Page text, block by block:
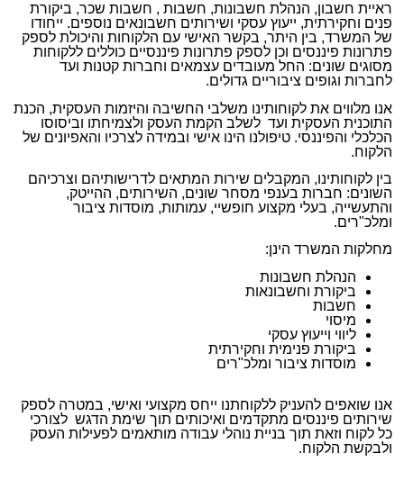
ראיית חשבון, הנהלת חשבונות, חשבות , חשבות שכר, ביקורת
פנים וחקירתית, ייעוץ עסקי ושירותים חשבונאים נוספים. ייחודו
של המשרד, בין היתר, בקשר האישי עם הלקוחות והיכולת לספק
פתרונות פיננסים וכן לספק פתרונות פיננסיים כוללים ללקוחות
מסוגים שונים: החל מעובדים עצמאים וחברות קטנות ועד
לחברות וגופים ציבוריים גדולים.
אנו מלווים את לקוחותינו משלבי החשיבה והיזמות העסקית, הכנת
התוכנית העסקית ועד לשלב הקמת העסק ולצמיחתו וביסוסו
הכלכלי והפיננסי. טיפולנו הינו אישי ובמידה לצרכיו והאפיונים של
הלקוח.
בין לקוחותינו, המקבלים שירות המתאים לדרישותיהם וצרכיהם
השונים: חברות בענפי מסחר שונים, השירותים, ההייטק,
והתעשייה, בעלי מקצוע חופשיי, עמותות, מוסדות ציבור
ומלכ"רים.
מחלקות המשרד הינן:
הנהלת חשבונות
ביקורת וחשבונאות
חשבות
מיסוי
ליווי וייעוץ עסקי
ביקורת פנימית וחקירתית
מוסדות ציבור ומלכ"רים
אנו שואפים להעניק ללקוחתנו ייחס מקצועי ואישי, במטרה לספק
שירותים פיננסים מתקדמים ואיכותים תוך שימת הדגש לצורכי
כל לקוח וזאת תוך בניית נוהלי עבודה מותאמים לפעילות העסק
ולבקשת הלקוח.